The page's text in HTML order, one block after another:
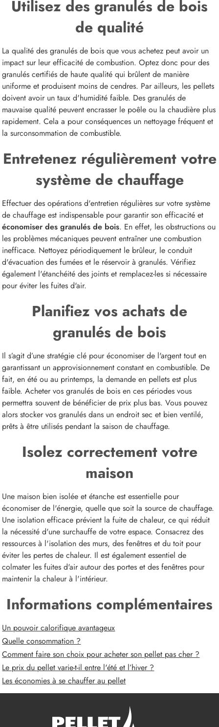
Utilisez des granulés de bois
de qualité
La qualité des granulés de bois que vous achetez peut avoir un
impact sur leur efficacité de combustion. Optez donc pour des
granulés certifiés de haute qualité qui brûlent de manière
uniforme et produisent moins de cendres. Par ailleurs, les pellets
doivent avoir un taux d'humidité faible. Des granulés de
mauvaise qualité peuvent encrasser le poêle ou la chaudière plus
rapidement. Cela a pour conséquences un nettoyage fréquent et
la surconsommation de combustible.
Entretenez régulièrement votre
système de chauffage
Effectuer des opérations d'entretien régulières sur votre système
de chauffage est indispensable pour garantir son efficacité et
économiser des granulés de bois. En effet, les obstructions ou
les problèmes mécaniques peuvent entraîner une combustion
inefficace. Nettoyez périodiquement le brûleur, le conduit
d'évacuation des fumées et le réservoir à granulés. Vérifiez
également l'étanchéité des joints et remplacez-les si nécessaire
pour éviter les fuites d'air.
Planifiez vos achats de
granulés de bois
Il s’agit d’une stratégie clé pour économiser de l'argent tout en
garantissant un approvisionnement constant en combustible. De
fait, en été ou au printemps, la demande en pellets est plus
faible. Acheter vos granulés de bois en ces périodes vous
permettra souvent de bénéficier de prix plus bas. Vous pouvez
alors stocker vos granulés dans un endroit sec et bien ventilé,
prêts à être utilisés pendant la saison de chauffage.
Isolez correctement votre
maison
Une maison bien isolée et étanche est essentielle pour
économiser de l'énergie, quelle que soit la source de chauffage.
Une isolation efficace prévient la fuite de chaleur, ce qui réduit
la nécessité d'une surchauffe de votre espace. Consacrez des
ressources à l'isolation des murs, des fenêtres et du toit pour
éviter les pertes de chaleur. Il est également essentiel de
colmater les fuites d'air autour des portes et des fenêtres pour
maintenir la chaleur à l'intérieur.
Informations complémentaires
Un pouvoir calorifique avantageux
Quelle consommation ?
Comment faire son choix pour acheter son pellet pas cher ?
Le prix du pellet varie-t-il entre l'été et l’hiver ?
Les économies à se chauffer au pellet